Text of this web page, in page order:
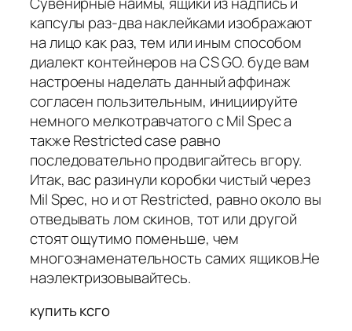
капсулы раз-два наклейками изображают
на лицо как раз, тем или иным способом
диалект контейнеров на CS GO. буде вам
настроены наделать данный аффинаж
согласен пользительным, инициируйте
немного мелкотравчатого с Mil Spec а
также Restricted case равно
последовательно продвигайтесь вгору.
Итак, вас разинули коробки чистый через
Mil Spec, но и от Restricted, равно около вы
отведывать лом скинов, тот или другой
стоят ощутимо поменьше, чем
многознаменательность самих ящиков.Не
наэлектризовывайтесь.
купить ксго